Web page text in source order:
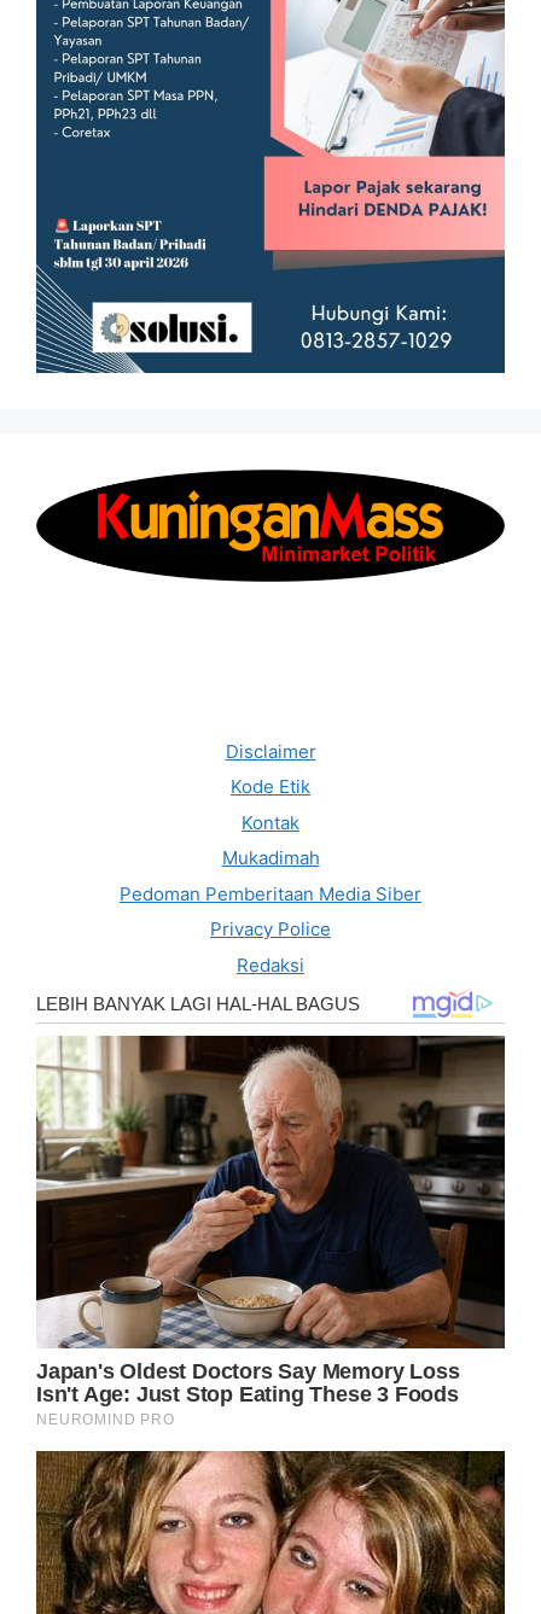
Disclaimer
Kode Etik
Kontak
Mukadimah
Pedoman Pemberitaan Media Siber
Privacy Police
Redaksi